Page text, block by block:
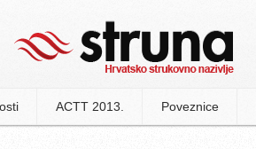
ACTT 2013. Poveznice